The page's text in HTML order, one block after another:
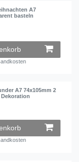
A7
basteln
A7 74x105mm 2